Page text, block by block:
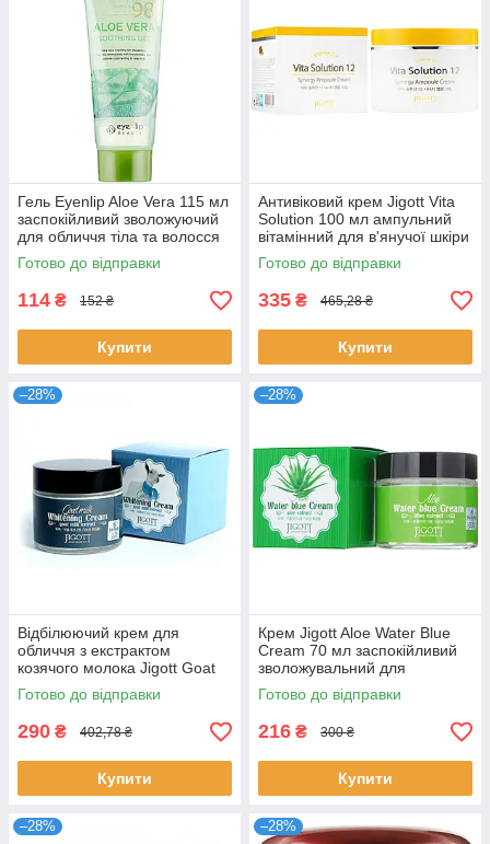
Гель Eyenlip Aloe Vera 115 мл
заспокійливий зволожуючий
для обличчя тіла та волосся
корейський Айнліп
Готово до відправки
114 ₴ 152 ₴
Купити
Антивіковий крем Jigott Vita
Solution 100 мл ампульний
вітамінний для в'янучої шкіри
проти зморшок Джигот
Готово до відправки
335 ₴ 465,28 ₴
Купити
–28%
Відбілюючий крем для
обличчя з екстрактом
козячого молока Jigott Goat
Milk Whitening Cream 70 мл
Готово до відправки
290 ₴ 402,78 ₴
Купити
–28%
Крем Jigott Aloe Water Blue
Cream 70 мл заспокійливий
зволожувальний для
подразненої шкіри
відновлювальний
Готово до відправки
216 ₴ 300 ₴
Купити
–28% –28%